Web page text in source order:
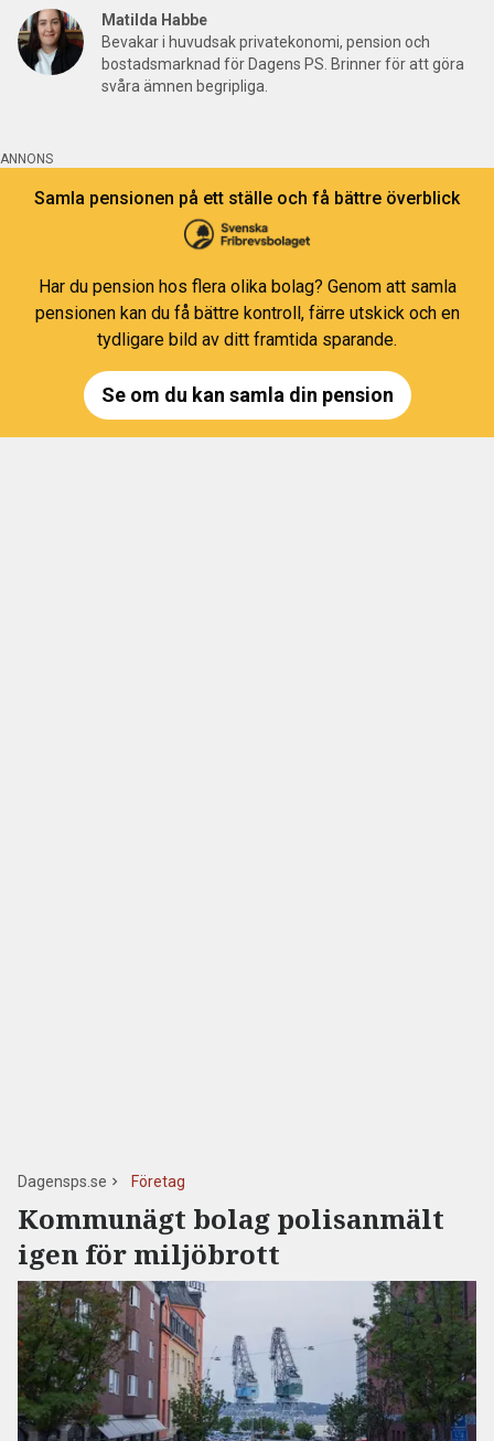
Matilda Habbe
Bevakar i huvudsak privatekonomi, pension och
bostadsmarknad för Dagens PS. Brinner för att göra
svåra ämnen begripliga.
ANNONS
Samla pensionen på ett ställe och få bättre överblick
Har du pension hos flera olika bolag? Genom att samla
pensionen kan du få bättre kontroll, färre utskick och en
tydligare bild av ditt framtida sparande.
Se om du kan samla din pension
Dagensps.se Företag
Kommunägt bolag polisanmält
igen för miljöbrott